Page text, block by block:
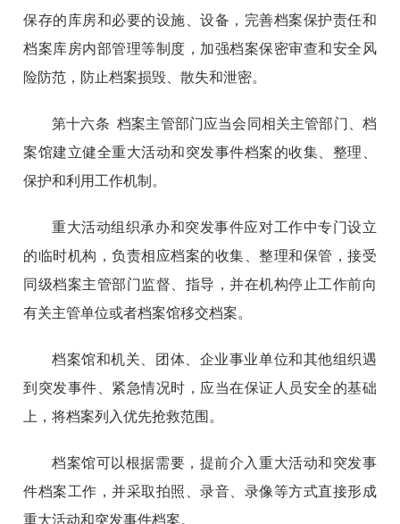
保存的库房和必要的设施、设备，完善档案保护责任和
档案库房内部管理等制度，加强档案保密审查和安全风
险防范，防止档案损毁、散失和泄密。
第十六条 档案主管部门应当会同相关主管部门、档
案馆建立健全重大活动和突发事件档案的收集、整理、
保护和利用工作机制。
重大活动组织承办和突发事件应对工作中专门设立
的临时机构，负责相应档案的收集、整理和保管，接受
同级档案主管部门监督、指导，并在机构停止工作前向
有关主管单位或者档案馆移交档案。
档案馆和机关、团体、企业事业单位和其他组织遇
到突发事件、紧急情况时，应当在保证人员安全的基础
上，将档案列入优先抢救范围。
档案馆可以根据需要，提前介入重大活动和突发事
件档案工作，并采取拍照、录音、录像等方式直接形成
重大活动和突发事件档案。